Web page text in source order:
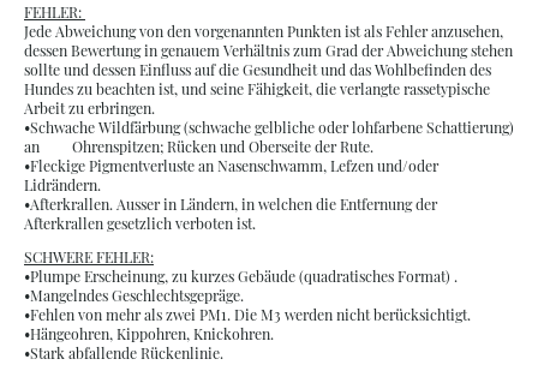
FEHLER:
Jede Abweichung von den vorgenannten Punkten ist als Fehler anzusehen,
dessen Bewertung in genauem Verhältnis zum Grad der Abweichung stehen
sollte und dessen Einfluss auf die Gesundheit und das Wohlbefinden des
Hundes zu beachten ist, und seine Fähigkeit, die verlangte rassetypische
Arbeit zu erbringen.
•Schwache Wildfärbung (schwache gelbliche oder lohfarbene Schattierung)
an Ohrenspitzen; Rücken und Oberseite der Rute.
•Fleckige Pigmentverluste an Nasenschwamm, Lefzen und/oder
Lidrändern.
•Afterkrallen. Ausser in Ländern, in welchen die Entfernung der
Afterkrallen gesetzlich verboten ist.
SCHWERE FEHLER:
•Plumpe Erscheinung, zu kurzes Gebäude (quadratisches Format) .
•Mangelndes Geschlechtsgepräge.
•Fehlen von mehr als zwei PM1. Die M3 werden nicht berücksichtigt.
•Hängeohren, Kippohren, Knickohren.
•Stark abfallende Rückenlinie.